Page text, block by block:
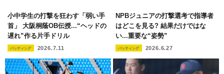
小中学生の打撃を狂わす「弱い手
首」 大阪桐蔭OB伝授...“ヘッドの
遅れ”作る片手ドリル
バッティング 2026.7.11
NPBジュニアの打撃選考で指導者
はどこを見る? 結果だけではな
い...重要な“姿勢”
バッティング 2026.6.27